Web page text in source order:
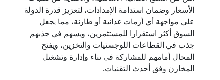
الأسعار وضمان استدامة الإمدادات، لتعزيز قدرة الدولة
على مواجهة أي أزمات غذائية أو طارئة، مما يجعل
السوق أكثر استقرارا للمستثمرين، ويسهم في جذبهم
جذب في القطاعات اللوجستيات والتخزين، ويفتح
المجال أمامهم للمشاركة في بناء وإدارة وتشغيل
المخازن وفق أحدث التقنيات.